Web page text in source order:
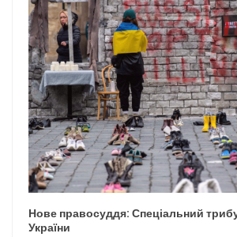
Нове правосуддя: Спеціальний
України